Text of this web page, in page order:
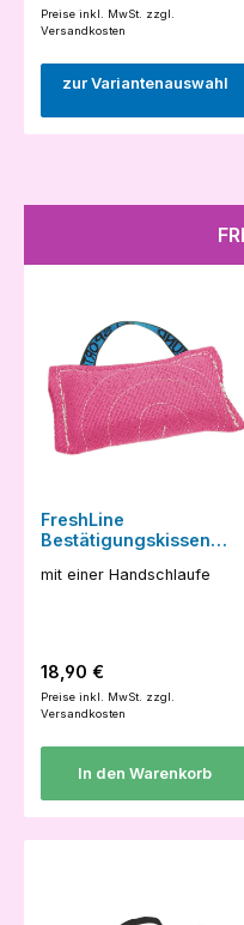
Preise inkl. MwSt. zzgl.
Versandkosten
zur Variantenauswahl
FreshLine
Bestätigungskissen
mit einer Handschlaufe
Regulärer Preis:
18,90 €
Preise inkl. MwSt. zzgl.
Versandkosten
In den Warenkorb